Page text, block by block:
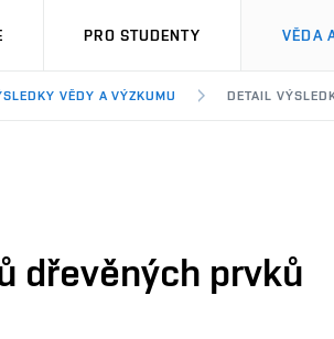
PRO STUDENTY VĚDA
VĚDY A VÝZKUMU DETAIL
dřevěných prvků